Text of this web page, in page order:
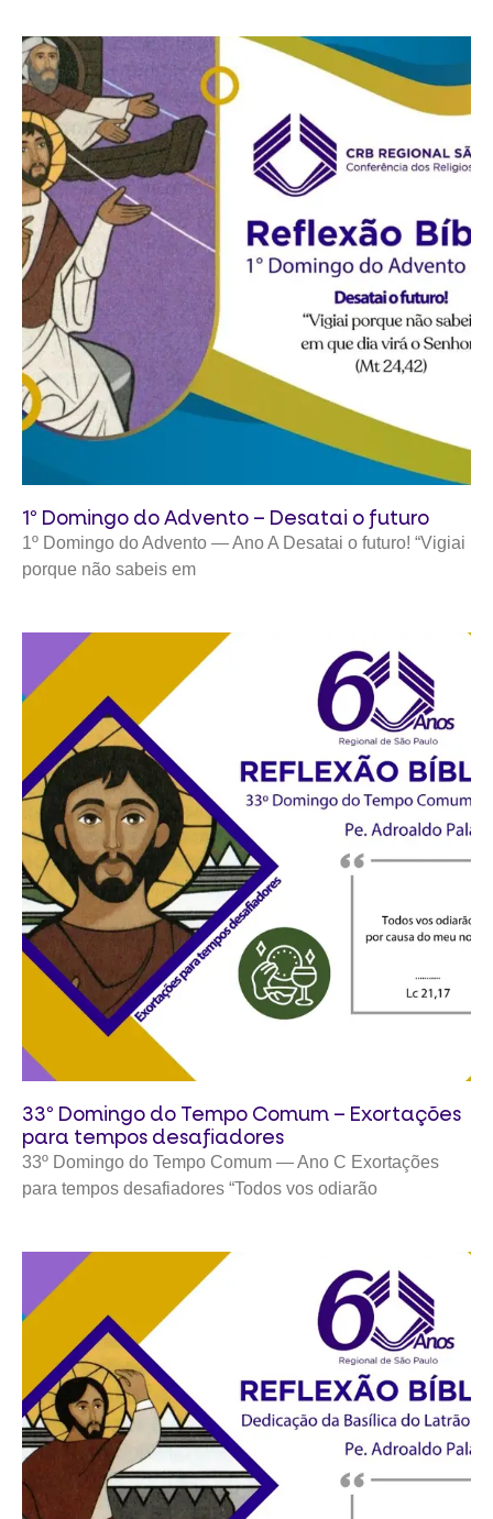
1º Domingo do Advento – Desatai o futuro
1º Domingo do Advento — Ano A Desatai o futuro! “Vigiai
porque não sabeis em
33º Domingo do Tempo Comum – Exortações
para tempos desafiadores
33º Domingo do Tempo Comum — Ano C Exortações
para tempos desafiadores “Todos vos odiarão